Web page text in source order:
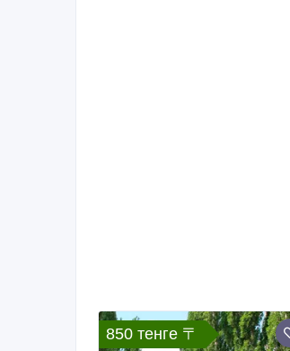
850 тенге 〒